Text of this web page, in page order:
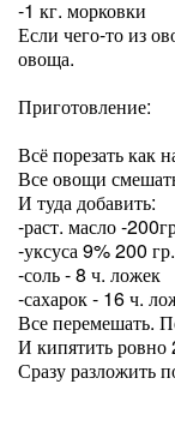
-1 кг. морковки
Если чего-то из
овоща.
Приготовление:
Всё порезать как
Все овощи
И туда добавить:
-раст. масло -
-уксуса 9% 200 гр.
-соль - 8 ч. ложек
-сахарок - 16 ч.
Все перемешать.
И кипятить ровно
Сразу разложить